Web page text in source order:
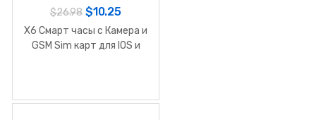
$26.98 $10.25
X6 Смарт часы с Камера и
GSM Sim карт для IOS и